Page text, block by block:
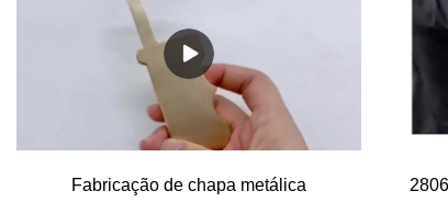
Fabricação de chapa metálica